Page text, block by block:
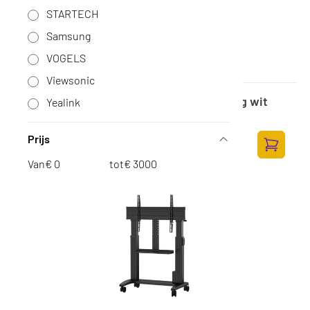
STARTECH
Samsung
VOGELS
Viewsonic
Yealink
Prijs
Van€ tot€
Yealink MB-FloorStand-D652 uitbreiding wit
748,-